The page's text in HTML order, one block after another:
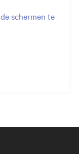
schermen te